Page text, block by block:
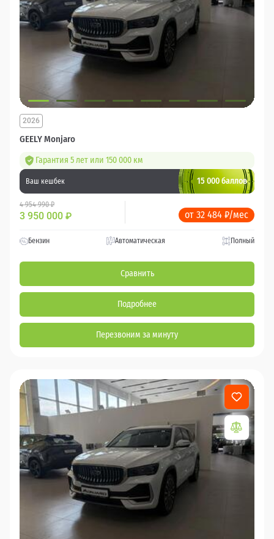
GEELY Monjaro
2026
Гарантия 5 лет или 150 000 км
Ваш кешбек 15 000 баллов
4 954 990 ₽
3 950 000 ₽ от 32 484 ₽/мес
Бензин Автоматическая Полный
Сравнить
Подробнее
Перезвоним за минуту